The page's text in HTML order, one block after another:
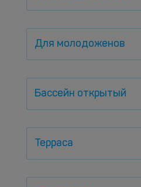
Для молодоженов
Бассейн открытый
Терраса